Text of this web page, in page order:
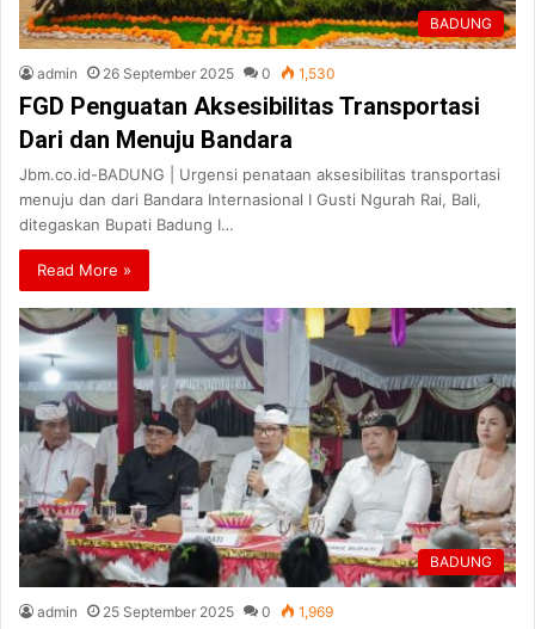
BADUNG
admin 26 September 2025 0 1,530
FGD Penguatan Aksesibilitas Transportasi
Dari dan Menuju Bandara
Jbm.co.id-BADUNG | Urgensi penataan aksesibilitas transportasi
menuju dan dari Bandara Internasional I Gusti Ngurah Rai, Bali,
ditegaskan Bupati Badung I…
Read More »
BADUNG
admin 25 September 2025 0 1,969